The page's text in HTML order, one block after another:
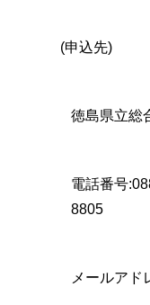
(申込先)
徳島県立総
電話番号
8805
メールアド